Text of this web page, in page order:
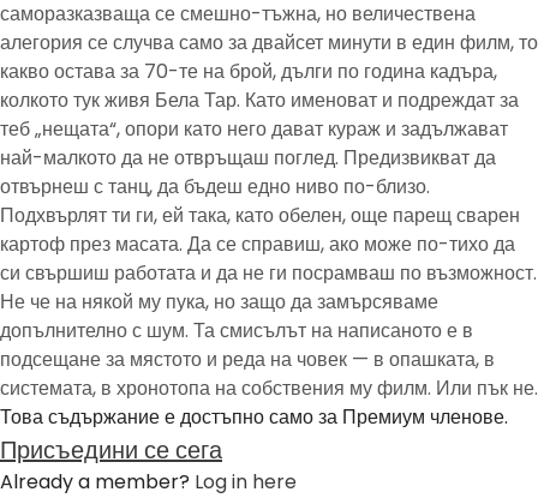
саморазказваща се смешно-тъжна, но величествена
алегория се случва само за двайсет минути в един филм, то
какво остава за 70-те на брой, дълги по година кадъра,
колкото тук живя Бела Тар. Като именоват и подреждат за
теб „нещата“, опори като него дават кураж и задължават
най-малкото да не отвръщаш поглед. Предизвикват да
отвърнеш с танц, да бъдеш едно ниво по-близо.
Подхвърлят ти ги, ей така, като обелен, още парещ сварен
картоф през масата. Да се справиш, ако може по-тихо да
си свършиш работата и да не ги посрамваш по възможност.
Не че на някой му пука, но защо да замърсяваме
допълнително с шум. Та смисълът на написаното е в
подсещане за мястото и реда на човек — в опашката, в
системата, в хронотопа на собствения му филм. Или пък не.
Това съдържание е достъпно само за Премиум членове.
Присъедини се сега
Already a member? Log in here